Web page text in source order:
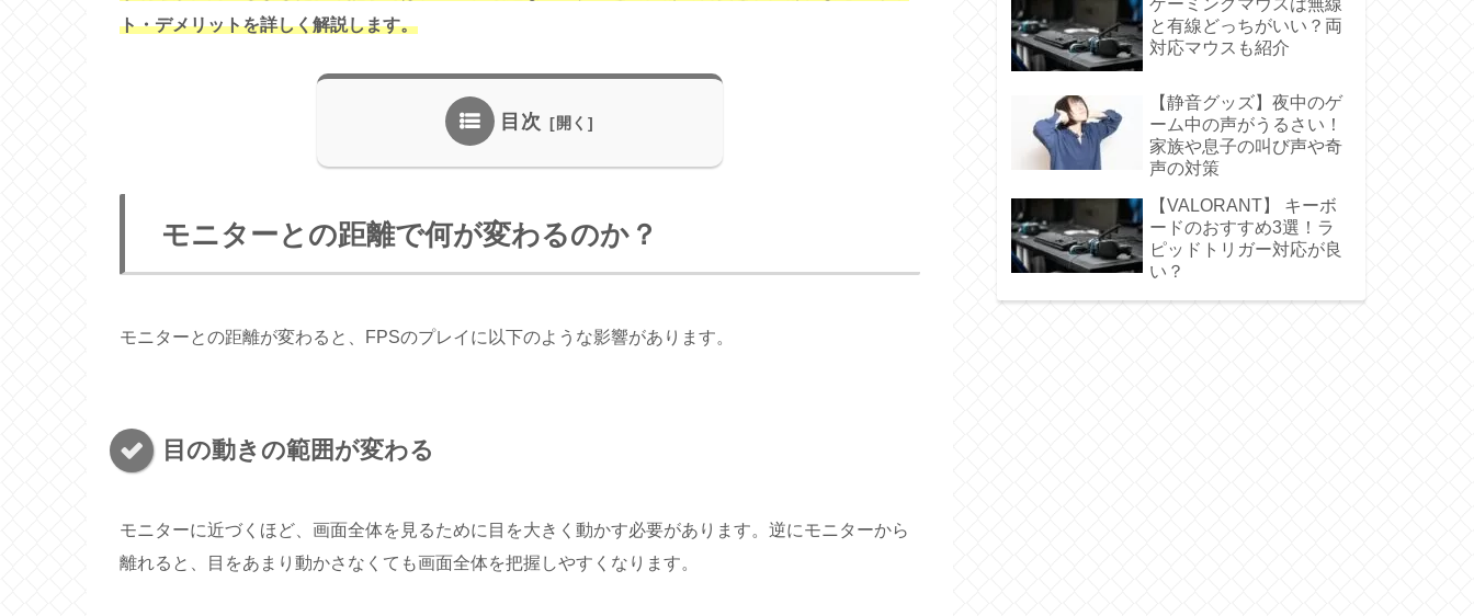
ト・デメリットを詳しく解説します。
目次
モニターとの距離で何が変わるのか？
モニターとの距離が変わると、FPSのプレイに以下のような影響があります。
目の動きの範囲が変わる
モニターに近づくほど、画面全体を見るために目を大きく動かす必要があります。逆にモニターから
離れると、目をあまり動かさなくても画面全体を把握しやすくなります。
ゲーミングマウスは無線
と有線どっちがいい？両
対応マウスも紹介
【静音グッズ】夜中のゲ
ーム中の声がうるさい！
家族や息子の叫び声や奇
声の対策
【VALORANT】 キーボ
ードのおすすめ3選！ラ
ピッドトリガー対応が良
い？